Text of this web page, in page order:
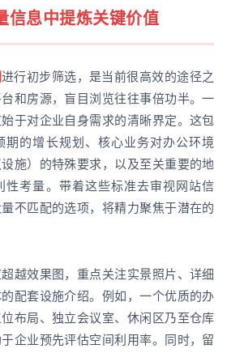
信息中提炼关键价值
进行初步筛选，是当前很高效的途径之
和房源，盲目浏览往往事倍功半。一
于对企业自身需求的清晰界定。这包
期的增长规划、核心业务对办公环境
设施）的特殊要求，以及至关重要的地
性考量。带着这些标准去审视网站信
不匹配的选项，将精力聚焦于潜在的
越效果图，重点关注实景照片、详细
配套设施介绍。例如，一个优质的办
布局、独立会议室、休闲区乃至仓库
企业预先评估空间利用率。同时，留